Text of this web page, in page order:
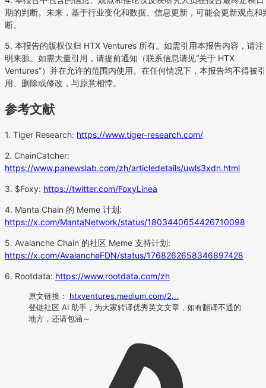
期的判断。未来，基于行业变化和数据、信息更新，可能会更新观点和
断。
5. 本报告的版权仅归 HTX Ventures 所有。如需引用本报告内容，请注
明来源。如需大量引用，请提前通知（联系信息请见“关于 HTX
Ventures”）并在允许的范围内使用。在任何情况下，本报告均不得被引
用、删除或修改，与原意相悖。
参考文献
1. Tiger Research: https://www.tiger-research.com/
2. ChainCatcher:
https://www.panewslab.com/zh/articledetails/uwls3xdn.html
3. $Foxy: https://twitter.com/FoxyLinea
4. Manta Chain 的 Meme 计划:
https://x.com/MantaNetwork/status/1803440654426710098
5. Avalanche Chain 的社区 Meme 支持计划:
https://x.com/AvalancheFDN/status/1768262658346897428
6. Rootdata: https://www.rootdata.com/zh
原文链接： htxventures.medium.com/2...
登链社区 AI 助手，为大家转译优秀英文文章，如有翻译不通的
地方，还请包涵～